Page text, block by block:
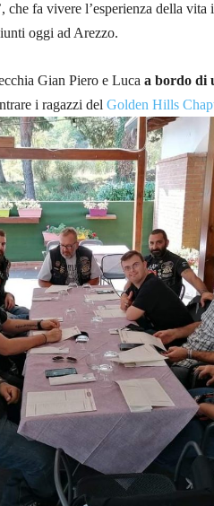
che fa vivere l’esperienza della
oggi ad Arezzo.
Gian Piero e Luca a bordo di
i ragazzi del Golden Hills